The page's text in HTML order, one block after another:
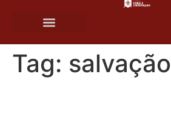
Tag: salvação